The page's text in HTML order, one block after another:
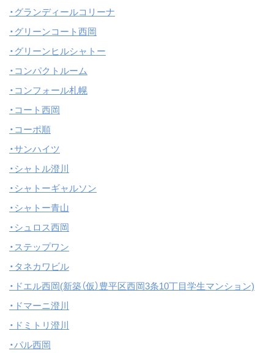
・グランディールコリーナ
・グリーンコート西岡
・グリーンヒルシャトー
・コンパクトルーム
・コンフォール札幌
・コート西岡
・コーポ順
・サンハイツ
・シャトル澄川
・シャトーギャルソン
・シャトー青山
・シュロス西岡
・ステップワン
・タネカワビル
・ドエル西岡(新築（仮）豊平区西岡3条10丁目学生マンション)
・ドマーニ澄川
・ドミトリ澄川
・パル西岡